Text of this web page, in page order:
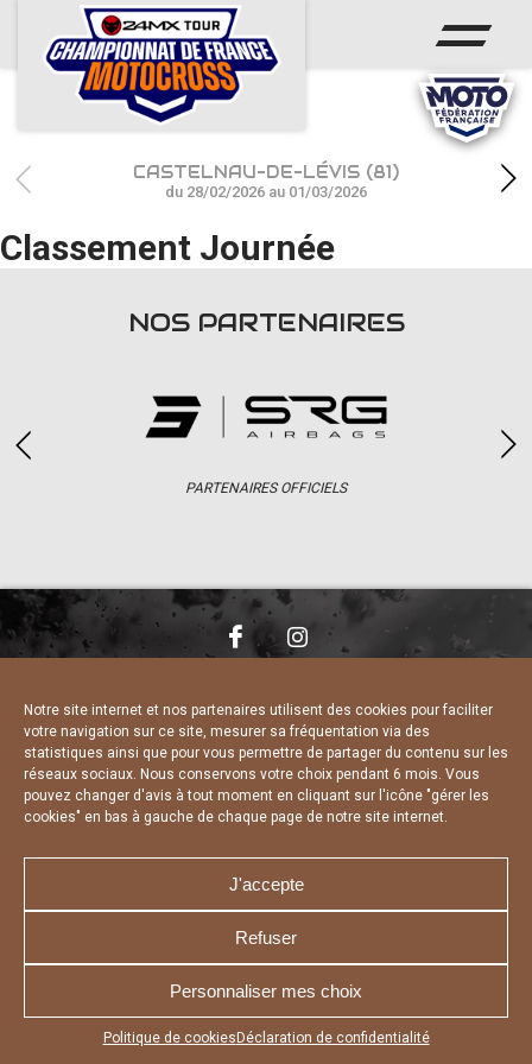
Notre site internet et nos partenaires utilisent des cookies pour faciliter
votre navigation sur ce site, mesurer sa fréquentation via des
statistiques ainsi que pour vous permettre de partager du contenu sur les
réseaux sociaux. Nous conservons votre choix pendant 6 mois. Vous
pouvez changer d'avis à tout moment en cliquant sur l'icône "gérer les
cookies" en bas à gauche de chaque page de notre site internet.
J'accepte
Refuser
Personnaliser mes choix
Politique de cookies Déclaration de confidentialité
Appuyez sur le bouton partager en bas de votre
ACCUEIL
ACTUS
CALENDRIER
RÉSULTATS
PHOTOS / WEB TV
CASTELNAU-DE-LÉVIS (81)
du 28/02/2026 au 01/03/2026
Classement Journée
NOS PARTENAIRES
PARTENAIRES OFFICIELS
CHARTE DE CONFIDENTIALITÉ
DÉCLARATION DE CONFIDENTIALITÉ
POLITIQUE D’UTILISATION DES COOKIES
RÉALISÉ PAR L’AGENCE WEB A3 WEB